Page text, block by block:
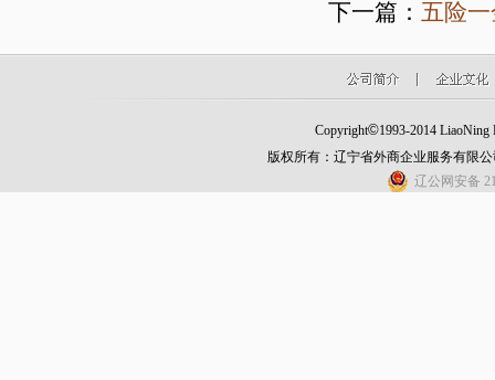
下一篇： 五险
Copyright©1993-2014 LiaoNing
版权所有：辽宁省外商企业服务有限
辽公网安备